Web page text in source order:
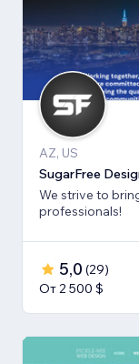
AZ, US
SugarFree
We strive to
professionals!
5,0 (29)
От 2 500 $